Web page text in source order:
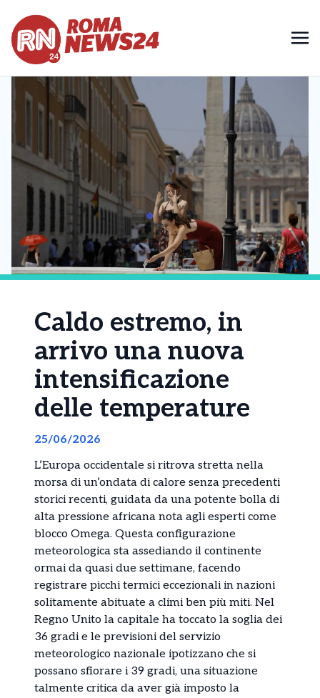
Caldo estremo, in
arrivo una nuova
intensificazione
delle temperature
25/06/2026
L’Europa occidentale si ritrova stretta nella
morsa di un’ondata di calore senza precedenti
storici recenti, guidata da una potente bolla di
alta pressione africana nota agli esperti come
blocco Omega. Questa configurazione
meteorologica sta assediando il continente
ormai da quasi due settimane, facendo
registrare picchi termici eccezionali in nazioni
solitamente abituate a climi ben più miti. Nel
Regno Unito la capitale ha toccato la soglia dei
36 gradi e le previsioni del servizio
meteorologico nazionale ipotizzano che si
possano sfiorare i 39 gradi, una situazione
talmente critica da aver già imposto la